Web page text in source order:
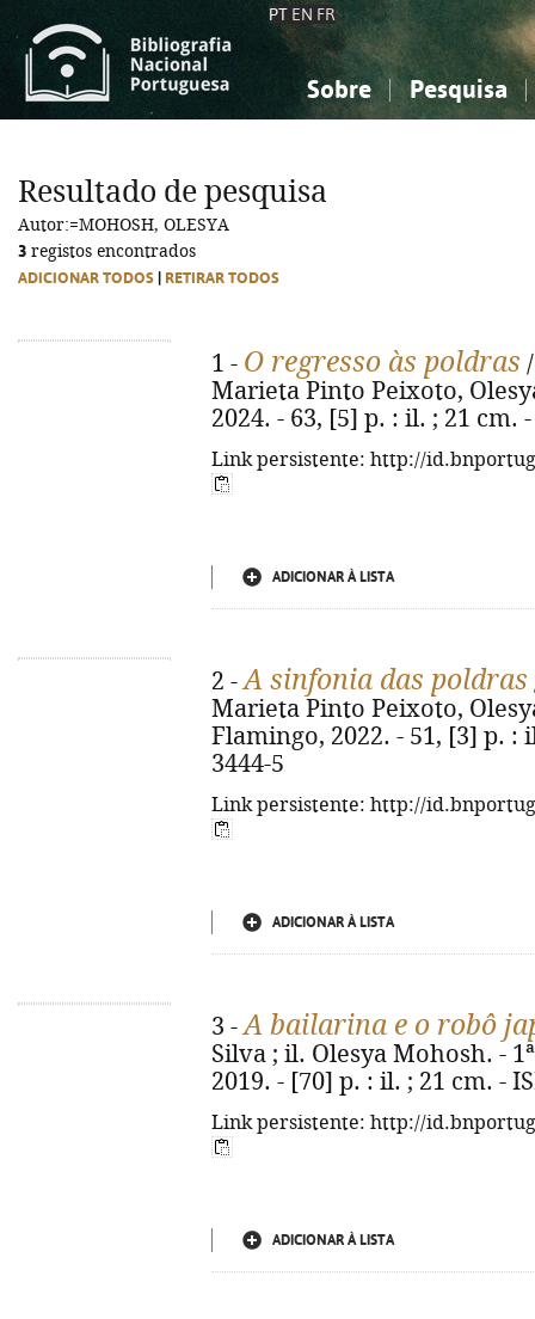
PT EN FR
Sobre Pesquisa
Ciências sociais...
Ciências sociais...
Resultado de pesquisa
Autor:=MOHOSH, OLESYA
3 registos encontrados
ADICIONAR TODOS RETIRAR TODOS
1 - O regresso às poldras
Marieta Pinto Peixoto,
2024. - 63, [5] p. : il. ; 21 cm.
Link persistente: http://
ADICIONAR À LISTA
2 -A sinfonia das poldras
Marieta Pinto Peixoto,
Flamingo, 2022. - 51, [3] p. :
3444-5
Link persistente: http://
ADICIONAR À LISTA
3 -A bailarina e o robô
Silva ; il. Olesya Mohosh. -
2019. - [70] p. : il. ; 21 cm. -
Link persistente: http://
ADICIONAR À LISTA